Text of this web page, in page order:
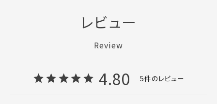
レビュー
Review
4.80 5